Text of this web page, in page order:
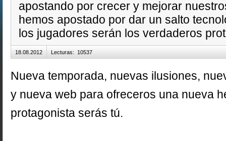
apostando por crecer y mejorar
hemos apostado por dar un salto
los jugadores serán los verdaderos
18.08.2012 Lecturas: 10537
Nueva temporada, nuevas ilusiones,
y nueva web para ofreceros una nueva
protagonista serás tú.